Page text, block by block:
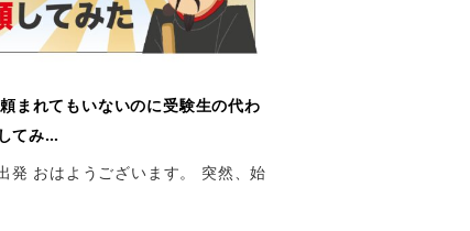
まれてもいないのに受験生の代わ
てみ…
おはようございます。 突然、始